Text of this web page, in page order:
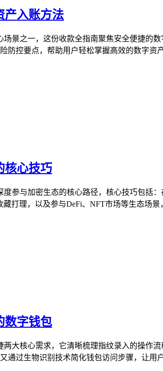
产入账方法
景之一，这份收款全指南聚焦安全便捷的
防控要点，帮助用户轻松掌握高效的数字资
核心技巧
参与加密生态的核心路径，核心技巧包括
打理，以及参与DeFi、NFT市场等生态场
数字钱包
大核心需求，它清晰梳理指纹录入的操作
通过生物识别技术简化钱包访问步骤，让用